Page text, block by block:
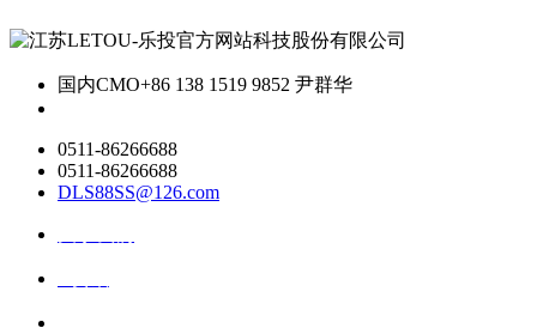
国内CMO+86 138 1519 9852 尹群华
0511-86266688
0511-86266688
DLS88SS@126.com